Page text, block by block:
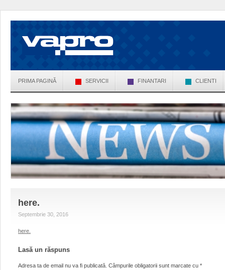
PRIMA PAGINĂ SERVICII FINANTARI CLIENTI
here.
Septembrie 30, 2016
here.
Lasă un răspuns
Adresa ta de email nu va fi publicată. Câmpurile obligatorii sunt marcate cu *